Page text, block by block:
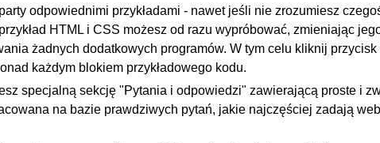
odpowiednimi przykładami - nawet jeśli nie zrozumiesz
HTML i CSS możesz od razu wypróbować, zmieniając
żadnych dodatkowych programów. W tym celu kliknij
każdym blokiem przykładowego kodu.
specjalną sekcję "Pytania i odpowiedzi" zawierającą proste i
na bazie prawdziwych pytań, jakie najczęściej zadają